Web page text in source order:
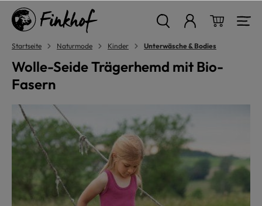
springen
Startseite Naturmode Kinder Unterwäsche & Bodies
Wolle-Seide Trägerhemd mit Bio-
Fasern
Bildergalerie überspringen